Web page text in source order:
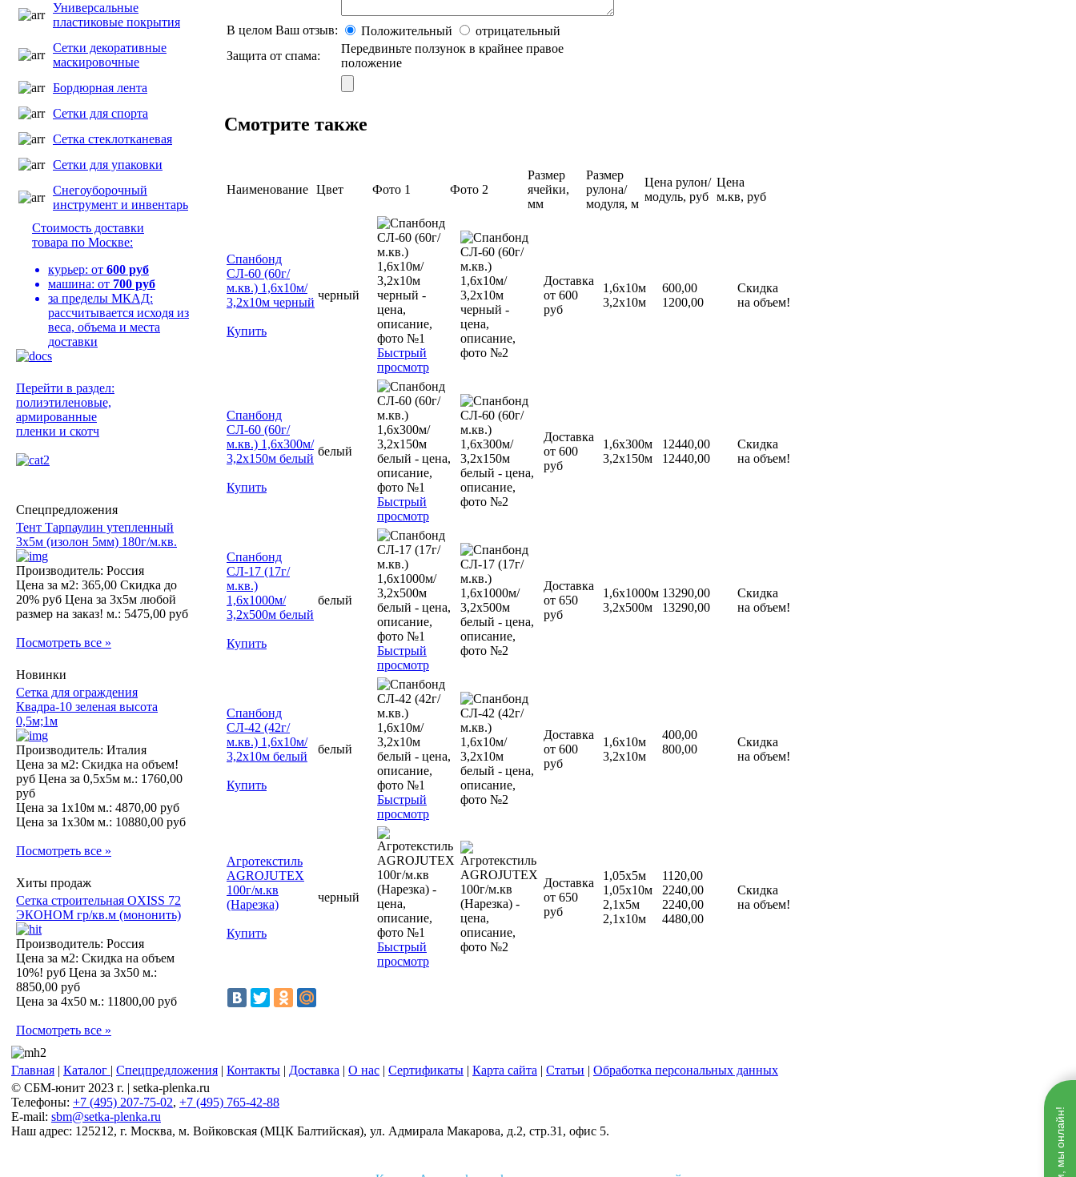
Универсальные
пластиковые покрытия
Сетки декоративные
маскировочные
Бордюрная лента
Сетки для спорта
Сетка стеклотканевая
Сетки для упаковки
Снегоуборочный
инструмент и инвентарь
Стоимость доставки
товара по Москве:
курьер: от 600 руб
машина: от 700 руб
за пределы МКАД:
рассчитывается исходя из
веса, объема и места
доставки
Перейти в раздел:
полиэтиленовые,
армированные
пленки и скотч
Спецпредложения
Тент Тарпаулин утепленный
3х5м (изолон 5мм) 180г/м.кв.
Производитель: Россия
Цена за м2: 365,00 Скидка до
20% руб Цена за 3х5м любой
размер на заказ! м.: 5475,00 руб
Посмотреть все »
Новинки
Сетка для ограждения
Квадра-10 зеленая высота
0,5м;1м
Производитель: Италия
Цена за м2: Скидка на объем!
руб Цена за 0,5х5м м.: 1760,00
руб
Цена за 1х10м м.: 4870,00 руб
Цена за 1х30м м.: 10880,00 руб
Посмотреть все »
Хиты продаж
Сетка строительная OXISS 72
ЭКОНОМ гр/кв.м (мононить)
Производитель: Россия
Цена за м2: Скидка на объем
10%! руб Цена за 3х50 м.:
8850,00 руб
Цена за 4х50 м.: 11800,00 руб
Посмотреть все »
В целом Ваш отзыв: Положительный
отрицательный
Защита от спама:
Передвиньте ползунок в крайнее правое
положение
Смотрите также
Наименование Цвет Фото 1 Фото 2
Размер
ячейки,
мм
Размер
рулона/
модуля, м
Цена рулон/
модуль, руб
Цена
м.кв, руб
Спанбонд
СЛ-60 (60г/
м.кв.) 1,6х10м/
3,2х10м черный
Купить
черный
Быстрый
просмотр
Доставка
от 600
руб
1,6х10м
3,2х10м
600,00
1200,00
Скидка
на объем!
Спанбонд
СЛ-60 (60г/
м.кв.) 1,6х300м/
3,2х150м белый
Купить
белый
Быстрый
просмотр
Доставка
от 600
руб
1,6х300м
3,2х150м
12440,00
12440,00
Скидка
на объем!
Спанбонд
СЛ-17 (17г/
м.кв.)
1,6х1000м/
3,2х500м белый
Купить
белый
Быстрый
просмотр
Доставка
от 650
руб
1,6х1000м
3,2х500м
13290,00
13290,00
Скидка
на объем!
Спанбонд
СЛ-42 (42г/
м.кв.) 1,6х10м/
3,2х10м белый
Купить
белый
Быстрый
просмотр
Доставка
от 600
руб
1,6х10м
3,2х10м
400,00
800,00
Скидка
на объем!
Агротекстиль
AGROJUTEX
100г/м.кв
(Нарезка)
Купить
черный
Быстрый
просмотр
Доставка
от 650
руб
1,05х5м
1,05х10м
2,1х5м
2,1х10м
1120,00
2240,00
2240,00
4480,00
Скидка
на объем!
Главная | Каталог | Спецпредложения | Контакты | Доставка | О нас | Сертификаты | Карта сайта | Статьи | Обработка персональных данных
© СБМ-юнит 2023 г. | setka-plenka.ru
Телефоны: +7 (495) 207-75-02, +7 (495) 765-42-88
E-mail: sbm@setka-plenka.ru
Наш адрес: 125212, г. Москва, м. Войковская (МЦК Балтийская), ул. Адмирала Макарова, д.2, стр.31, офис 5.